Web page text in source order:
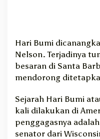
Hari Bumi
Nelson. Terjadinya
besaran di Santa
mendorong
Sejarah Hari Bumi
kali dilakukan di
penggagasnya
senator dari